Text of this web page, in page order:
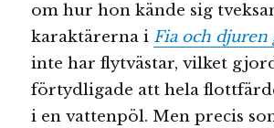
om hur hon kände sig
karaktärerna iFia och djuren
inte har flytvästar, vilket
förtydligade att hela
i en vattenpöl. Men precis